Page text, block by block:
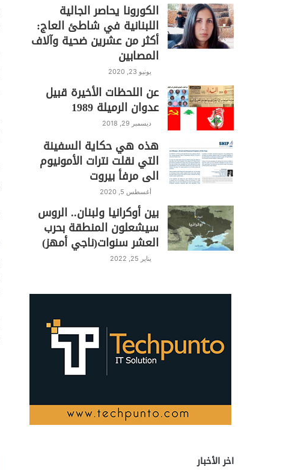
الكورونا يحاصر الجالية
اللبنانية في شاطئ العاج:
أكثر من عشرين ضحية وآلاف
المصابين
يونيو 23, 2020
عن اللحظات الأخيرة قبيل
عدوان الرميلة 1989
ديسمبر 29, 2018
هذه هي حكاية السفينة
التي نقلت نترات الأمونيوم
الى مرفأ بيروت
أغسطس 5, 2020
بين أوكرانيا ولبنان.. الروس
سيشعلون المنطقة بحرب
العشر سنوات(ناجي أمهز)
يناير 25, 2022
اخر الأخبار